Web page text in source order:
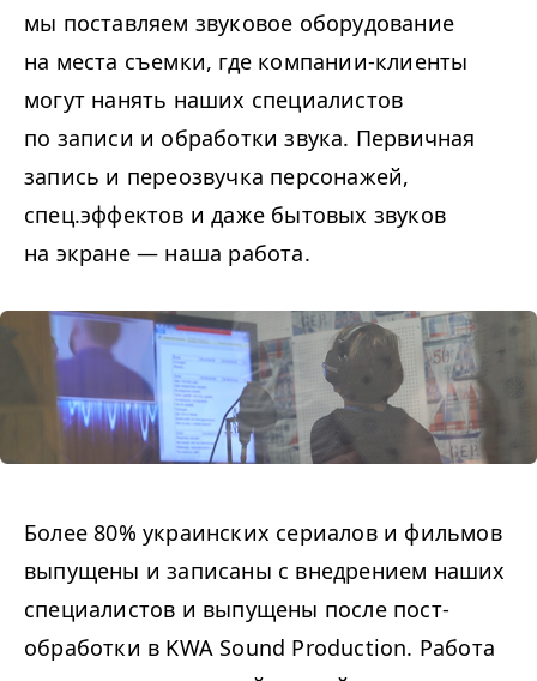
мы поставляем звуковое оборудование
на места съемки, где компании-клиенты
могут нанять наших специалистов
по записи и обработки звука. Первичная
запись и переозвучка персонажей,
спец.эффектов и даже бытовых звуков
на экране — наша работа.
Более 80% украинских сериалов и фильмов
выпущены и записаны с внедрением наших
специалистов и выпущены после пост-
обработки в KWA Sound Production. Работа